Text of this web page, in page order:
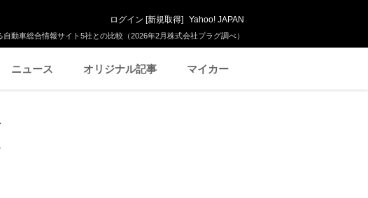
動車総合情報サイト5社との比較（2026年2月株式会社プラグ調べ）
ログイン [新規取得] Yahoo! JAPAN
ニュース オリジナル記事 マイカー